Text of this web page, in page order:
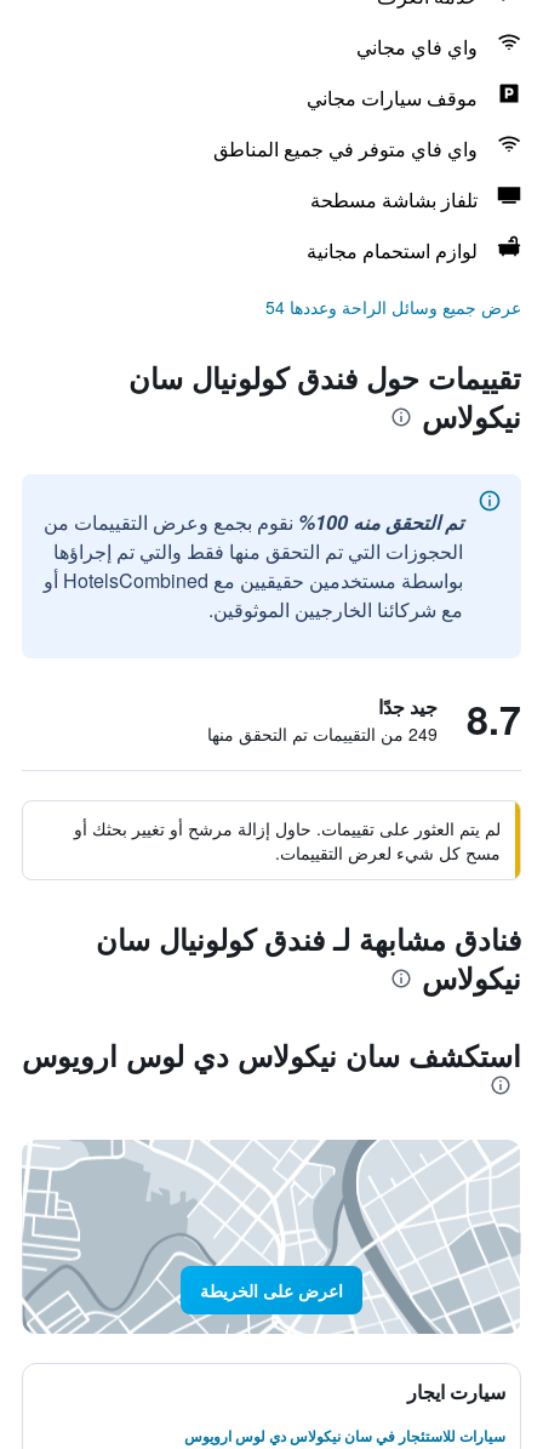
واي فاي مجاني
موقف سيارات مجاني
واي فاي متوفر في جميع المناطق
تلفاز بشاشة مسطحة
لوازم استحمام مجانية
عرض جميع وسائل الراحة وعددها 54
تقييمات حول فندق كولونيال سان
نيكولاس
تم التحقق منه 100%
نقوم بجمع وعرض التقييمات من
الحجوزات التي تم التحقق منها فقط والتي تم إجراؤها
بواسطة مستخدمين حقيقيين مع HotelsCombined أو
مع شركائنا الخارجيين الموثوقين.
8.7 جيد جدًا
249 من التقييمات تم التحقق منها
لم يتم العثور على تقييمات. حاول إزالة مرشح أو تغيير بحثك أو
مسح كل شيء لعرض التقييمات.
فنادق مشابهة لـ فندق كولونيال سان
نيكولاس
استكشف سان نيكولاس دي لوس ارويوس
اعرض على الخريطة
سيارت ايجار
سيارات للاستئجار في سان نيكولاس دي لوس ارويوس